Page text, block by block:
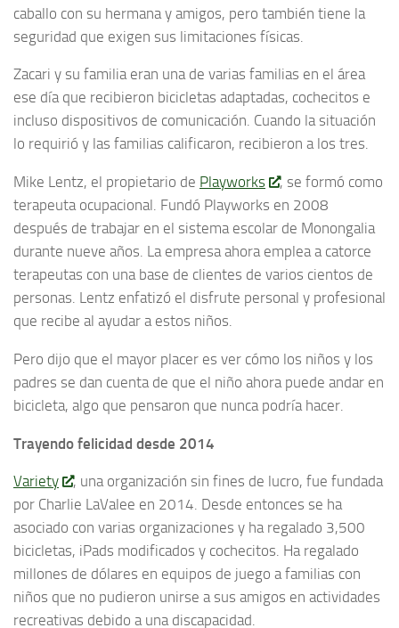
caballo con su hermana y amigos, pero también tiene la
seguridad que exigen sus limitaciones físicas.
Zacari y su familia eran una de varias familias en el área
ese día que recibieron bicicletas adaptadas, cochecitos e
incluso dispositivos de comunicación. Cuando la situación
lo requirió y las familias calificaron, recibieron a los tres.
Mike Lentz, el propietario de Playworks
, se formó como
terapeuta ocupacional. Fundó Playworks en 2008
después de trabajar en el sistema escolar de Monongalia
durante nueve años. La empresa ahora emplea a catorce
terapeutas con una base de clientes de varios cientos de
personas. Lentz enfatizó el disfrute personal y profesional
que recibe al ayudar a estos niños.
Pero dijo que el mayor placer es ver cómo los niños y los
padres se dan cuenta de que el niño ahora puede andar en
bicicleta, algo que pensaron que nunca podría hacer.
Trayendo felicidad desde 2014
Variety
, una organización sin fines de lucro, fue fundada
por Charlie LaValee en 2014. Desde entonces se ha
asociado con varias organizaciones y ha regalado 3,500
bicicletas, iPads modificados y cochecitos. Ha regalado
millones de dólares en equipos de juego a familias con
niños que no pudieron unirse a sus amigos en actividades
recreativas debido a una discapacidad.